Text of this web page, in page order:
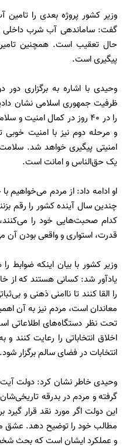
وزیر کشور پروژه بعدی را
گفت: ساماندهی آب شرب داخلی
حال تعقیب است. همچنین
پیگیری است.
وحیدی با اشاره به برگزاری دور
ظرفیت جمهوری اسلامی نشان
را در ۴۰ روز در کمال امنیت
و مرحله دوم نیز با امنیت
امنیتی پیگیری خواهد شد. سلامت
یک حق‌الناس و امانت است.
او ادامه داد: از مردم می‌خواهیم
چندین سال آینده کشور را رقم
کدام صحبت‌هایی خود را
قدرت، استواری و واقعی بودن
وزیر کشور با بیان اینکه ضوابط
یادآور شد: کسانی هستند که از
را القا کنند تا ناامنی ذهنی و
معاندان است، مردم نیز به آن
تحت نظر دستگاه‌های اطلاعاتی
اخلاق انتخاباتی را رعایت کنند
انتخابات در فضای سالم برگزار شود.
وحیدی خاطر نشان کرد: دولت
گرفته و مردم در بدرقه
این دولت اگر مورد نقد قرار
مطالب خود را توضیح دهد. عشق
و عملکرد ایشان است که بحث